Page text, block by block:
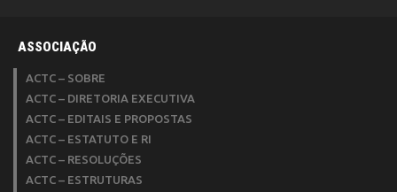
ASSOCIAÇÃO
ACTC – SOBRE
ACTC – DIRETORIA EXECUTIVA
ACTC – EDITAIS E PROPOSTAS
ACTC – ESTATUTO E RI
ACTC – RESOLUÇÕES
ACTC – ESTRUTURAS